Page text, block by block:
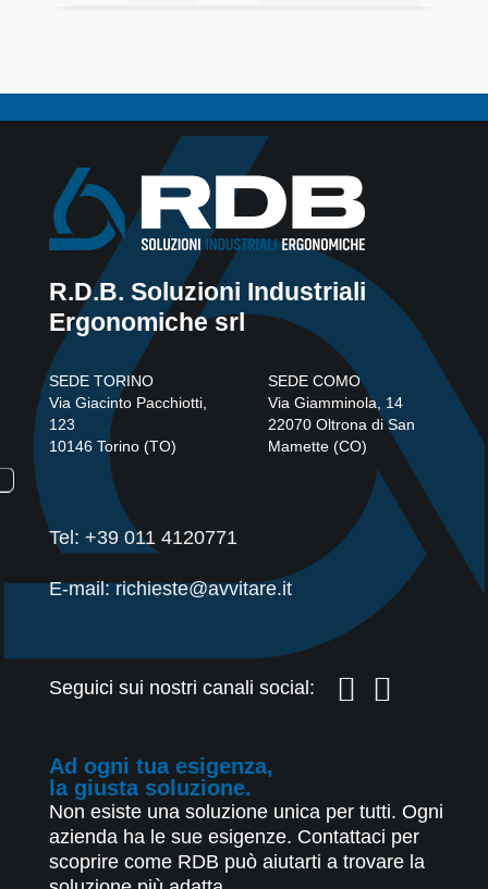
R.D.B. Soluzioni Industriali
Ergonomiche srl
SEDE TORINO
Via Giacinto Pacchiotti,
123
10146 Torino (TO)
SEDE COMO
Via Giamminola, 14
22070 Oltrona di San
Mamette(CO)
Tel: +39 011 4120771
E-mail: richieste@avvitare.it
Seguici sui nostri canali social:
Ad ogni tua esigenza,
la giusta soluzione.
Non esiste una soluzione unica per tutti. Ogni
azienda ha le sue esigenze. Contattaci per
scoprire come RDB può aiutarti a trovare la